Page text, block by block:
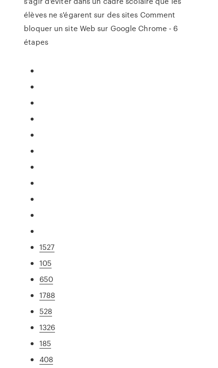
élèves ne s'égarent sur des sites Comment
bloquer un site Web sur Google Chrome - 6
étapes
1527
105
650
1788
528
1326
185
408